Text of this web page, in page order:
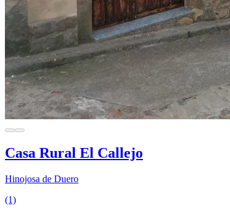
Casa Rural El Callejo
Hinojosa de Duero
(1)